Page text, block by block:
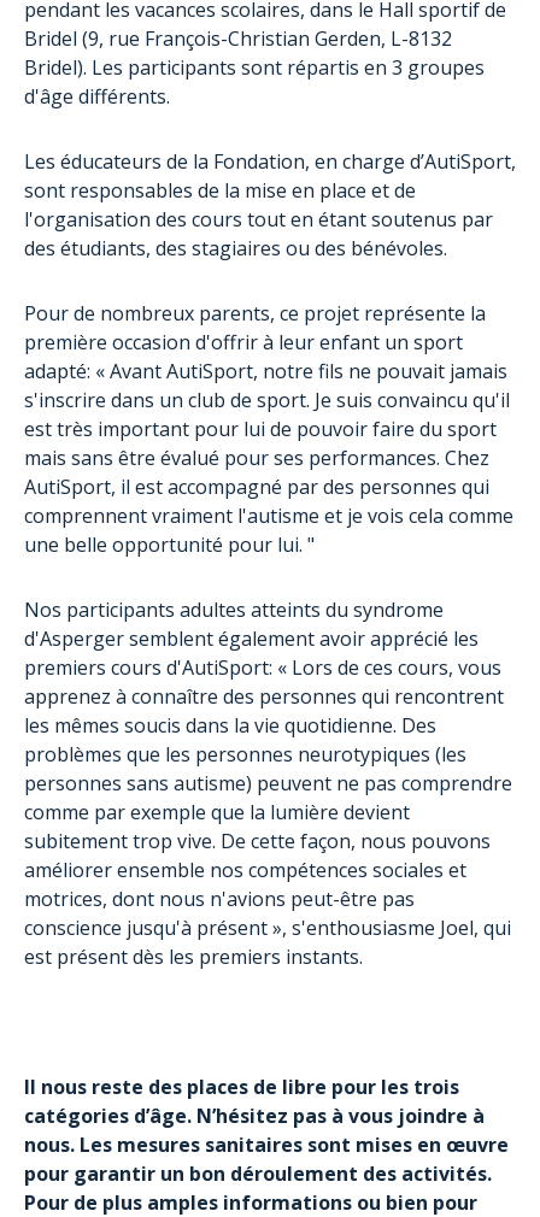
pendant les vacances scolaires, dans le Hall sportif de
Bridel (9, rue François-Christian Gerden, L-8132
Bridel). Les participants sont répartis en 3 groupes
d'âge différents.
Les éducateurs de la Fondation, en charge d’AutiSport,
sont responsables de la mise en place et de
l'organisation des cours tout en étant soutenus par
des étudiants, des stagiaires ou des bénévoles.
Pour de nombreux parents, ce projet représente la
première occasion d'offrir à leur enfant un sport
adapté: « Avant AutiSport, notre fils ne pouvait jamais
s'inscrire dans un club de sport. Je suis convaincu qu'il
est très important pour lui de pouvoir faire du sport
mais sans être évalué pour ses performances. Chez
AutiSport, il est accompagné par des personnes qui
comprennent vraiment l'autisme et je vois cela comme
une belle opportunité pour lui. "
Nos participants adultes atteints du syndrome
d'Asperger semblent également avoir apprécié les
premiers cours d'AutiSport: « Lors de ces cours, vous
apprenez à connaître des personnes qui rencontrent
les mêmes soucis dans la vie quotidienne. Des
problèmes que les personnes neurotypiques (les
personnes sans autisme) peuvent ne pas comprendre
comme par exemple que la lumière devient
subitement trop vive. De cette façon, nous pouvons
améliorer ensemble nos compétences sociales et
motrices, dont nous n'avions peut-être pas
conscience jusqu'à présent », s'enthousiasme Joel, qui
est présent dès les premiers instants.
Il nous reste des places de libre pour les trois
catégories d’âge. N’hésitez pas à vous joindre à
nous. Les mesures sanitaires sont mises en œuvre
pour garantir un bon déroulement des activités.
Pour de plus amples informations ou bien pour